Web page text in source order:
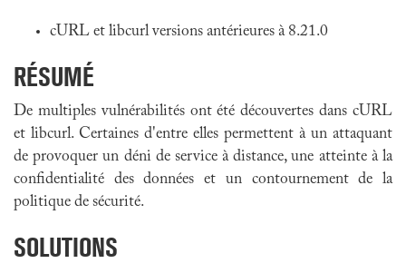
cURL et libcurl versions antérieures à 8.21.0
RÉSUMÉ
De multiples vulnérabilités ont été découvertes dans cURL
et libcurl. Certaines d'entre elles permettent à un attaquant
de provoquer un déni de service à distance, une atteinte à la
confidentialité des données et un contournement de la
politique de sécurité.
SOLUTIONS